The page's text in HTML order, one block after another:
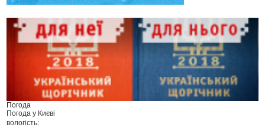
Погода
Погода у Києві
вологість: